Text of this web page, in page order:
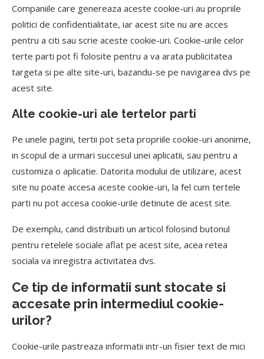
Companiile care genereaza aceste cookie-uri au propriile
politici de confidentialitate, iar acest site nu are acces
pentru a citi sau scrie aceste cookie-uri. Cookie-urile celor
terte parti pot fi folosite pentru a va arata publicitatea
targeta si pe alte site-uri, bazandu-se pe navigarea dvs pe
acest site.
Alte cookie-uri ale tertelor parti
Pe unele pagini, tertii pot seta propriile cookie-uri anonime,
in scopul de a urmari succesul unei aplicatii, sau pentru a
customiza o aplicatie. Datorita modului de utilizare, acest
site nu poate accesa aceste cookie-uri, la fel cum tertele
parti nu pot accesa cookie-urile detinute de acest site.
De exemplu, cand distribuiti un articol folosind butonul
pentru retelele sociale aflat pe acest site, acea retea
sociala va inregistra activitatea dvs.
Ce tip de informatii sunt stocate si
accesate prin intermediul cookie-
urilor?
Cookie-urile pastreaza informatii intr-un fisier text de mici